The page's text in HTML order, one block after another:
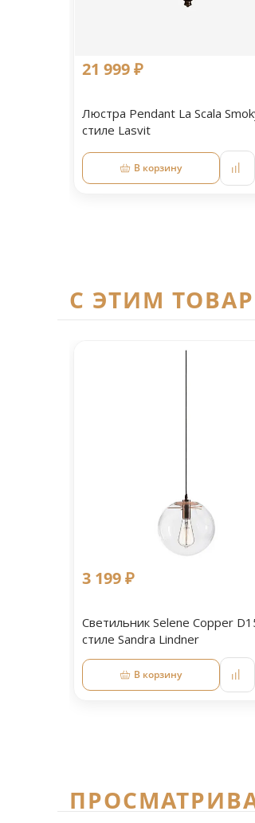
21 999 ₽
Люстра Pendant La Scala
стиле Lasvit
В корзину
C ЭТИМ
3 199 ₽
Светильник Selene Copper
стиле Sandra Lindner
В корзину